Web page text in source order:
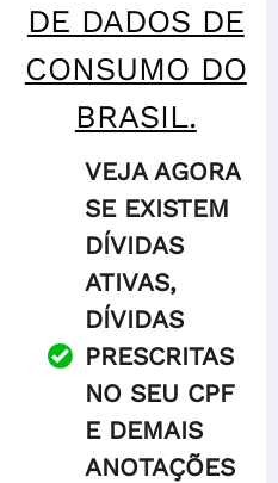
DE DADOS DE
CONSUMO DO
BRASIL.
VEJA AGORA
SE EXISTEM
DÍVIDAS
ATIVAS,
DÍVIDAS
PRESCRITAS
NO SEU CPF
E DEMAIS
ANOTAÇÕES